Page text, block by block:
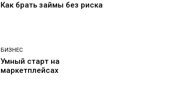
Как брать займы без риска
БИЗНЕС
Умный старт на
маркетплейсах